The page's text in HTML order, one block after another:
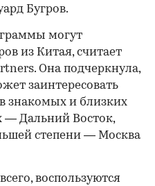
Бугров.
могут
из Китая, считает
Она подчеркнула,
заинтересовать
знакомых и близких
— Дальний Восток,
степени — Москва
воспользуются